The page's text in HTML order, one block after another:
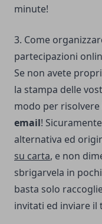
minute!
3. Come
partecipazioni
Se non avete
la stampa delle
modo per
email!
alternativa ed
su carta, e non
sbrigarvela in
basta solo
invitati ed inviare il